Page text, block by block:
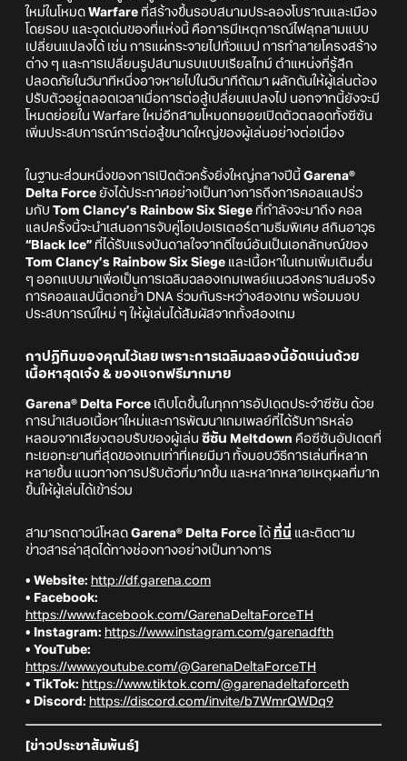
ใหม่ในโหมด Warfare ที่สร้างขึ้นรอบสนามประลองโบราณและเมือง
โดยรอบ และจุดเด่นของที่แห่งนี้ คือการมีเหตุการณ์ไฟลุกลามแบบ
เปลี่ยนแปลงได้ เช่น การแผ่กระจายไปทั่วแมป การทำลายโครงสร้าง
ต่าง ๆ และการเปลี่ยนรูปสนามรบแบบเรียลไทม์ ตำแหน่งที่รู้สึก
ปลอดภัยในวินาทีหนึ่งอาจหายไปในวินาทีถัดมา ผลักดันให้ผู้เล่นต้อง
ปรับตัวอยู่ตลอดเวลาเมื่อการต่อสู้เปลี่ยนแปลงไป นอกจากนี้ยังจะมี
โหมดย่อยใน Warfare ใหม่อีกสามโหมดทยอยเปิดตัวตลอดทั้งซีซัน
เพิ่มประสบการณ์การต่อสู้ขนาดใหญ่ของผู้เล่นอย่างต่อเนื่อง
ในฐานะส่วนหนึ่งของการเปิดตัวครั้งยิ่งใหญ่กลางปีนี้ Garena®
Delta Force ยังได้ประกาศอย่างเป็นทางการถึงการคอลแลปร่ว
มกับ Tom Clancy’s Rainbow Six Siege ที่กำลังจะมาถึง คอล
แลปครั้งนี้จะนำเสนอการจับคู่โอเปอเรเตอร์ตามธีมพิเศษ สกินอาวุธ
“Black Ice” ที่ได้รับแรงบันดาลใจจากดีไซน์อันเป็นเอกลักษณ์ของ
Tom Clancy’s Rainbow Six Siege และเนื้อหาในเกมเพิ่มเติมอื่น
ๆ ออกแบบมาเพื่อเป็นการเฉลิมฉลองเกมเพลย์แนวสงครามสมจริง
การคอลแลปนี้ตอกย้ำ DNA ร่วมกันระหว่างสองเกม พร้อมมอบ
ประสบการณ์ใหม่ ๆ ให้ผู้เล่นได้สัมผัสจากทั้งสองเกม
กาปฏิทินของคุณไว้เลย เพราะการเฉลิมฉลองนี้อัดแน่นด้วย
เนื้อหาสุดเจ๋ง & ของแจกฟรีมากมาย
Garena® Delta Force เติบโตขึ้นในทุกการอัปเดตประจำซีซัน ด้วย
การนำเสนอเนื้อหาใหม่และการพัฒนาเกมเพลย์ที่ได้รับการหล่อ
หลอมจากเสียงตอบรับของผู้เล่น ซีซัน Meltdown คือซีซันอัปเดตที่
ทะเยอทะยานที่สุดของเกมเท่าที่เคยมีมา ทั้งมอบวิธีการเล่นที่หลาก
หลายขึ้น แนวทางการปรับตัวที่มากขึ้น และหลากหลายเหตุผลที่มาก
ขึ้นให้ผู้เล่นได้เข้าร่วม
สามารถดาวน์โหลด Garena® Delta Force ได้ ที่นี่ และติดตาม
ข่าวสารล่าสุดได้ทางช่องทางอย่างเป็นทางการ
• Website: http://df.garena.com
• Facebook:
https://www.facebook.com/GarenaDeltaForceTH
• Instagram: https://www.instagram.com/garenadfth
• YouTube:
https://www.youtube.com/@GarenaDeltaForceTH
• TikTok: https://www.tiktok.com/@garenadeltaforceth
• Discord: https://discord.com/invite/b7WmrQWDq9
[ข่าวประชาสัมพันธ์]